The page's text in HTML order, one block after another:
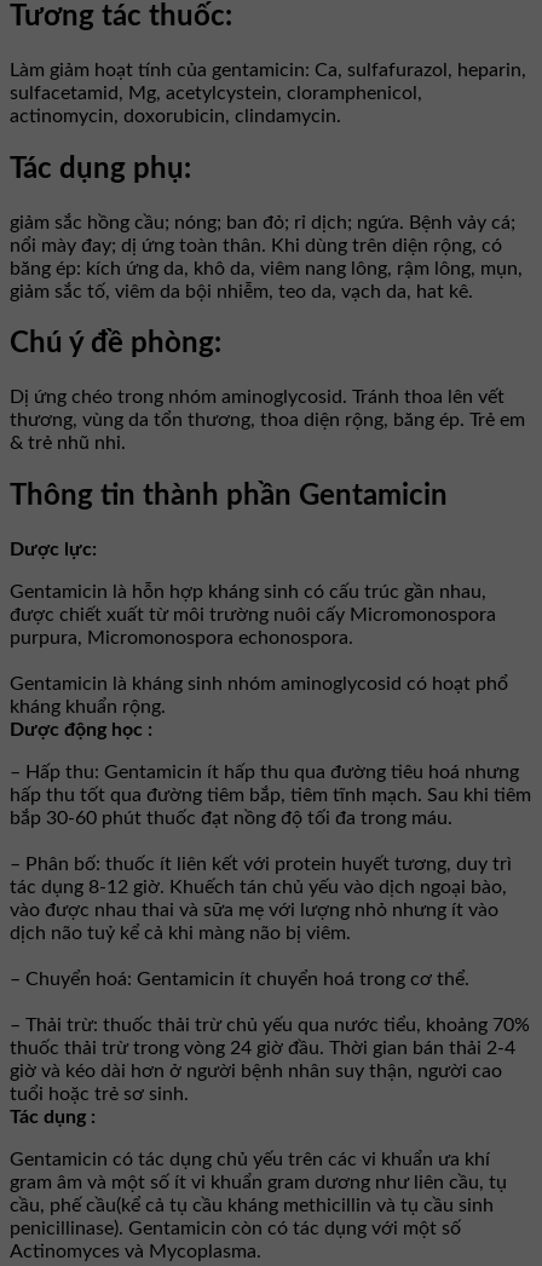
Tương tác thuốc:
Làm giảm hoạt tính của gentamicin: Ca, sulfafurazol, heparin,
sulfacetamid, Mg, acetylcystein, cloramphenicol,
actinomycin, doxorubicin, clindamycin.
Tác dụng phụ:
giảm sắc hồng cầu; nóng; ban đỏ; rỉ dịch; ngứa. Bệnh vảy cá;
nổi mày đay; dị ứng toàn thân. Khi dùng trên diện rộng, có
băng ép: kích ứng da, khô da, viêm nang lông, rậm lông, mụn,
giảm sắc tố, viêm da bội nhiễm, teo da, vạch da, hat kê.
Chú ý đề phòng:
Dị ứng chéo trong nhóm aminoglycosid. Tránh thoa lên vết
thương, vùng da tổn thương, thoa diện rộng, băng ép. Trẻ em
& trẻ nhũ nhi.
Thông tin thành phần Gentamicin
Dược lực:
Gentamicin là hỗn hợp kháng sinh có cấu trúc gần nhau,
được chiết xuất từ môi trường nuôi cấy Micromonospora
purpura, Micromonospora echonospora.
Gentamicin là kháng sinh nhóm aminoglycosid có hoạt phổ
kháng khuẩn rộng.
Dược động học :
– Hấp thu: Gentamicin ít hấp thu qua đường tiêu hoá nhưng
hấp thu tốt qua đường tiêm bắp, tiêm tĩnh mạch. Sau khi tiêm
bắp 30-60 phút thuốc đạt nồng độ tối đa trong máu.
– Phân bố: thuốc ít liên kết với protein huyết tương, duy trì
tác dụng 8-12 giờ. Khuếch tán chủ yếu vào dịch ngoại bào,
vào được nhau thai và sữa mẹ với lượng nhỏ nhưng ít vào
dịch não tuỷ kể cả khi màng não bị viêm.
– Chuyển hoá: Gentamicin ít chuyển hoá trong cơ thể.
– Thải trừ: thuốc thải trừ chủ yếu qua nước tiểu, khoảng 70%
thuốc thải trừ trong vòng 24 giờ đầu. Thời gian bán thải 2-4
giờ và kéo dài hơn ở người bệnh nhân suy thận, người cao
tuổi hoặc trẻ sơ sinh.
Tác dụng :
Gentamicin có tác dụng chủ yếu trên các vi khuẩn ưa khí
gram âm và một số ít vi khuẩn gram dương như liên cầu, tụ
cầu, phế cầu(kể cả tụ cầu kháng methicillin và tụ cầu sinh
penicillinase). Gentamicin còn có tác dụng với một số
Actinomyces và Mycoplasma.